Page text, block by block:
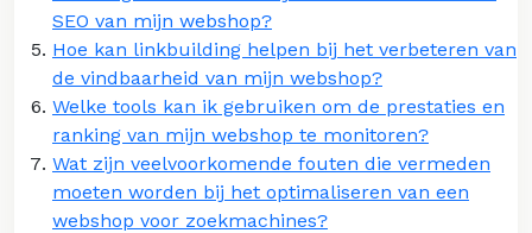
SEO van mijn webshop?
Hoe kan linkbuilding helpen bij het verbeteren van
de vindbaarheid van mijn webshop?
Welke tools kan ik gebruiken om de prestaties en
ranking van mijn webshop te monitoren?
Wat zijn veelvoorkomende fouten die vermeden
moeten worden bij het optimaliseren van een
webshop voor zoekmachines?